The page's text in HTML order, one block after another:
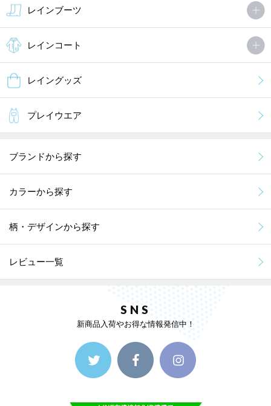
レインブーツ
レインコート
レイングッズ
プレイウエア
ブランドから探す
カラーから探す
柄・デザインから探す
レビュー一覧
SNS
新商品入荷やお得な情報発信中！